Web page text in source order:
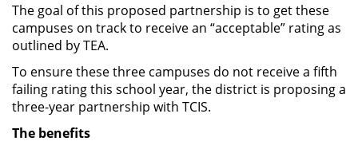
The goal of this proposed partnership is to get these
campuses on track to receive an “acceptable” rating as
outlined by TEA.
To ensure these three campuses do not receive a fifth
failing rating this school year, the district is proposing a
three-year partnership with TCIS.
The benefits